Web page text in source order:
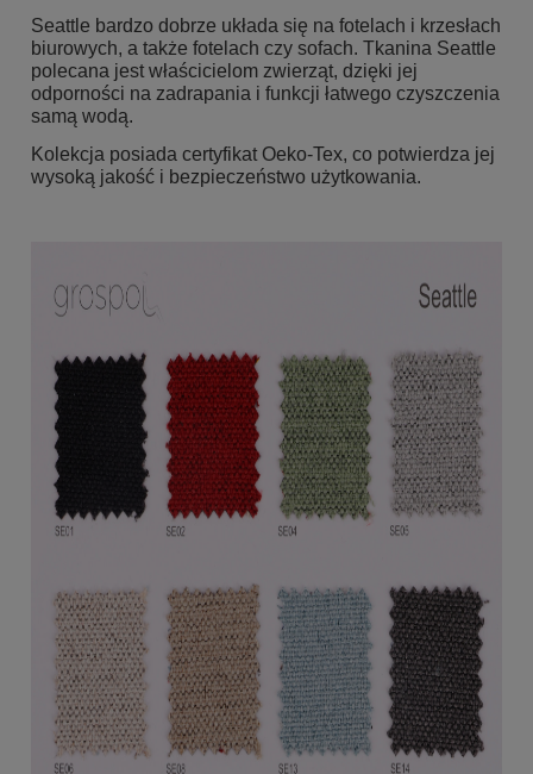
Seattle bardzo dobrze układa się na fotelach i krzesłach
biurowych, a także fotelach czy sofach. Tkanina Seattle
polecana jest właścicielom zwierząt, dzięki jej
odporności na zadrapania i funkcji łatwego czyszczenia
samą wodą.
Kolekcja posiada certyfikat Oeko-Tex, co potwierdza jej
wysoką jakość i bezpieczeństwo użytkowania.